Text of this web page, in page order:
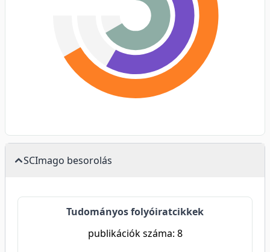
SCImago besorolás
Tudományos folyóiratcikkek
publikációk száma: 8